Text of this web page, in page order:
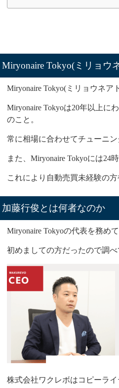
Miryonaire Tokyo(ミリョウ
Miryonaire Tokyo(ミリョウネア
Miryonaire Tokyoは20年以上に
のこと。
常に相場に合わせてチューニ
また、Miryonaire Tokyoには24
これにより自動売買未経験の
加藤行俊とは何者なのか
Miryonaire Tokyoの代表を務め
初めましての方だったので調べ
株式会社ワクレボはコピーラ